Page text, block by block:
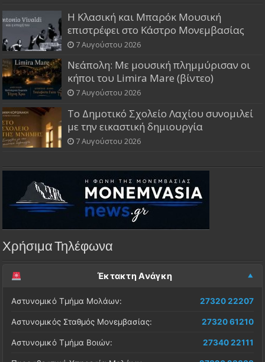
Η Κλασική και Μπαρόκ Μουσική
επιστρέφει στο Κάστρο Μονεμβασίας
7 Αυγούστου 2026
Νεάπολη: Με μουσική πλημμύρισαν οι
κήποι του Limira Mare (βίντεο)
7 Αυγούστου 2026
Το Δημοτικό Σχολείο Λαχίου συνομιλεί
με την εικαστική δημιουργία
7 Αυγούστου 2026
Χρήσιμα Τηλέφωνα
Έκτακτη Ανάγκη
Αστυνομικό Τμήμα Μολάων: 27320 22207
Αστυνομικός Σταθμός Μονεμβασίας: 27320 61210
Αστυνομικό Τμήμα Βοιών: 27340 22111